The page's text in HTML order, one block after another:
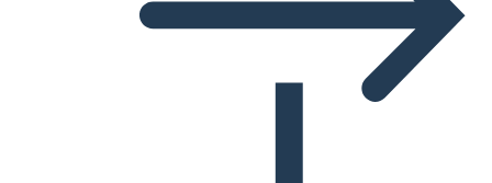
Poster bio di Schindler